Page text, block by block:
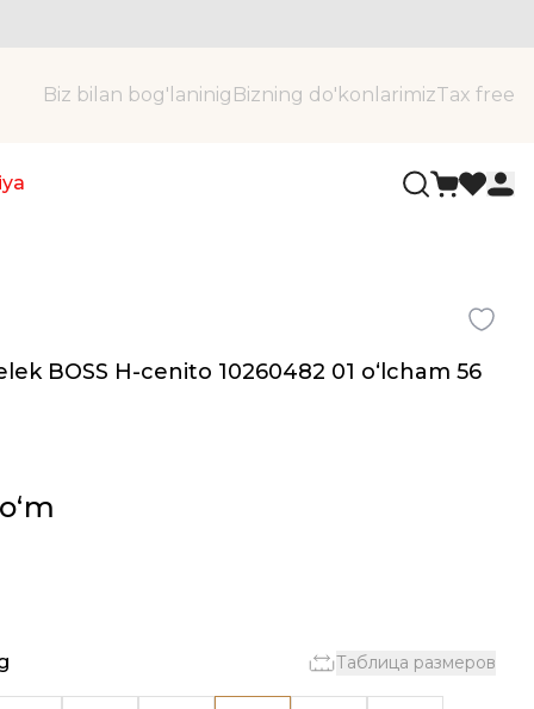
Biz bilan bog'laninig Bizning do'konlarimizTax free
BOSS H-cenito 10260482 01 oʻlcham 56
Таблица размеров